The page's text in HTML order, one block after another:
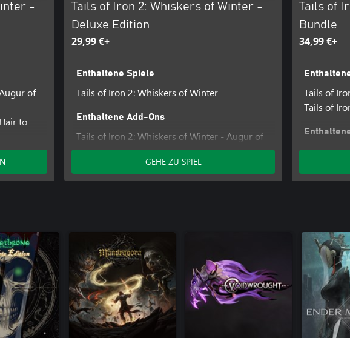
-
of
to
Tails of Iron 2: Whiskers of Winter -
Deluxe Edition
29,99 €+
Enthaltene Spiele
Tails of Iron 2: Whiskers of Winter
Enthaltene Add-Ons
Tails of Iron 2: Whiskers of Winter - Augur of
the Draugr Armour Pack
Tails of Iron 2: Whiskers of Winter - Hair to
the Throne Pack
GEHE ZU SPIEL
Tails of
Bundle
34,99 €+
Tails of
Tails of
Crimson
Tails of
the